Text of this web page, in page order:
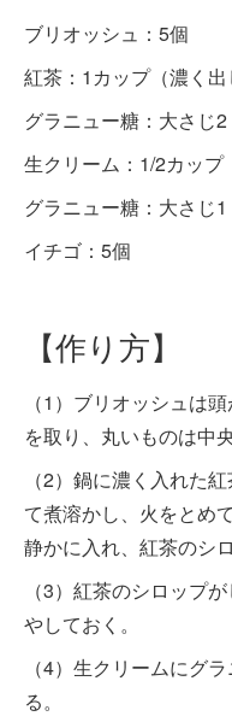
ブリオッシュ：5個
紅茶：1カップ（濃く出
グラニュー糖：大さじ2
生クリーム：1/2カップ
グラニュー糖：大さじ1
イチゴ：5個
【作り方】
（1）ブリオッシュは
を取り、丸いものは中
（2）鍋に濃く入れた
て煮溶かし、火をとめ
静かに入れ、紅茶のシ
（3）紅茶のシロップ
やしておく。
（4）生クリームにグ
る。